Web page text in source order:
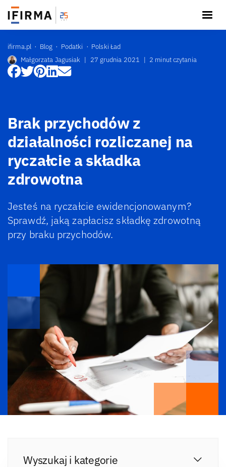
ifirma.pl Blog Podatki
Polski Ład
Małgorzata Jagusiak | 27 grudnia 2021 | 2 minut czytania
Brak przychodów z
działalności rozliczanej na
ryczałcie a składka
zdrowotna
Jesteś na ryczałcie ewidencjonowanym?
Sprawdź, jaką zapłacisz składkę zdrowotną
przy braku przychodów.
Wyszukaj i kategorie